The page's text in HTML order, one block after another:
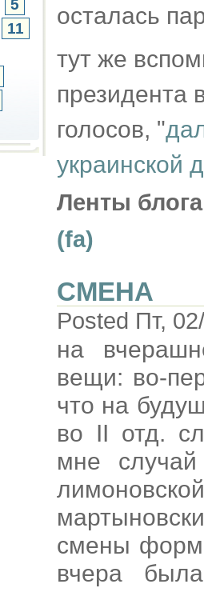
5
11
осталась
тут же
президента
голосов, "
украинской
Ленты
(fa)
СМЕНА
Posted Пт,
на
вещи: во-
что на
во II отд.
мне
смены
вчера